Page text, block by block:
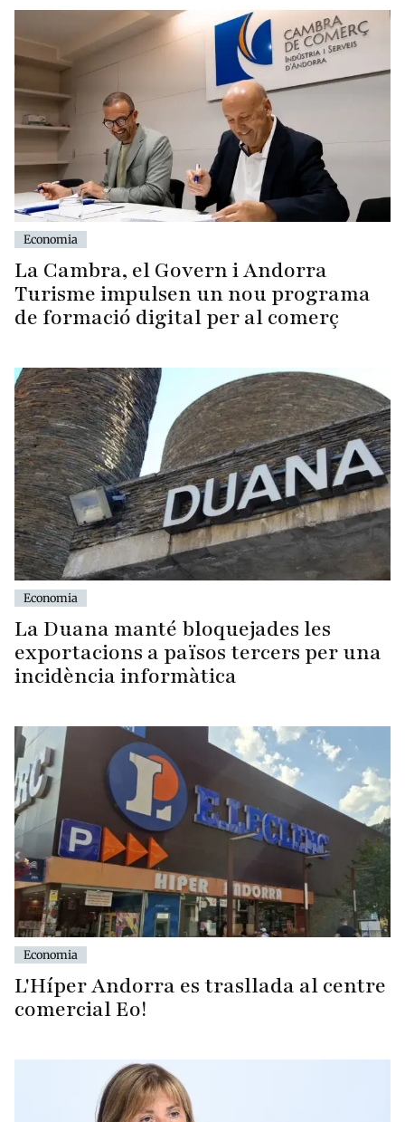
Economia
La Cambra, el Govern i Andorra
Turisme impulsen un nou programa
de formació digital per al comerç
Economia
La Duana manté bloquejades les
exportacions a països tercers per una
incidència informàtica
Economia
L'Híper Andorra es trasllada al centre
comercial Eo!